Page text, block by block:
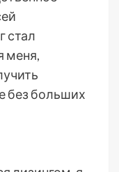
стал
меня,
без больших